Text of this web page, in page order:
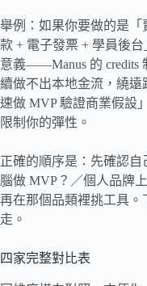
舉例：如果你要做的是「
款 + 電子發票 + 學員後
意義——Manus 的 credits
續做不出本地金流，繞
速做 MVP 驗證商業假設
限制你的彈性。
正確的順序是：先確認
腦做 MVP？／個人品牌
再在那個品類裡挑工具
走。
四家完整對比表